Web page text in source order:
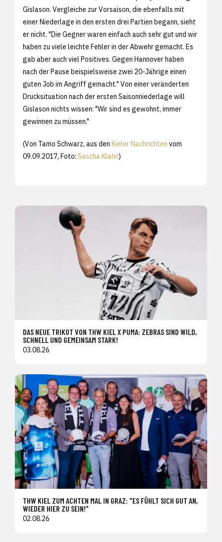
Gislason. Vergleiche zur Vorsaison, die ebenfalls mit
einer Niederlage in den ersten drei Partien begann, sieht
er nicht. "Die Gegner waren einfach auch sehr gut und wir
haben zu viele leichte Fehler in der Abwehr gemacht. Es
gab aber auch viel Positives. Gegen Hannover haben
nach der Pause beispielsweise zwei 20-Jährige einen
guten Job im Angriff gemacht." Von einer veränderten
Drucksituation nach der ersten Saisonniederlage will
Gislason nichts wissen: "Wir sind es gewohnt, immer
gewinnen zu müssen."
(Von Tamo Schwarz, aus den Kieler Nachrichten vom
09.09.2017, Foto: Sascha Klahn)
DAS NEUE TRIKOT VON THW KIEL X PUMA: ZEBRAS SIND WILD,
SCHNELL UND GEMEINSAM STARK!
03.08.26
THW KIEL ZUM ACHTEN MAL IN GRAZ: "ES FÜHLT SICH GUT AN,
WIEDER HIER ZU SEIN!"
02.08.26